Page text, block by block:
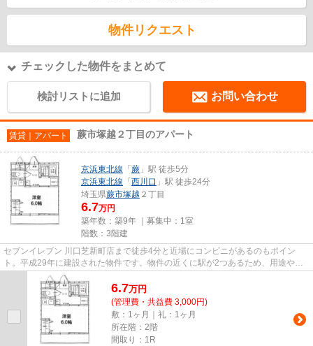
物件リクエスト
チェックした物件をまとめて
検討リストに追加 お問い合わせ
賃貸｜アパート 蕨市塚越２丁目のアパート
京浜東北線 「 蕨 」駅 徒歩5分
京浜東北線 「 西川口 」駅 徒歩24分
埼玉県蕨市塚越 ２丁目
6.7万円
築年数：築9年 ｜募集中： 1室
階数：3階建
セブンイレブン 川口芝新町店まで徒歩4分と近場にコンビニがあるのもポイン
ト。平成29年に建設された物件です。物件の近くに駅が2つあるため、用途や行
き先によって経路を選べます。こ...
6.7万円
(管理費・共益費 3,000円)
敷：1ヶ月｜礼：1ヶ月
所在階：2階
間取り：1R